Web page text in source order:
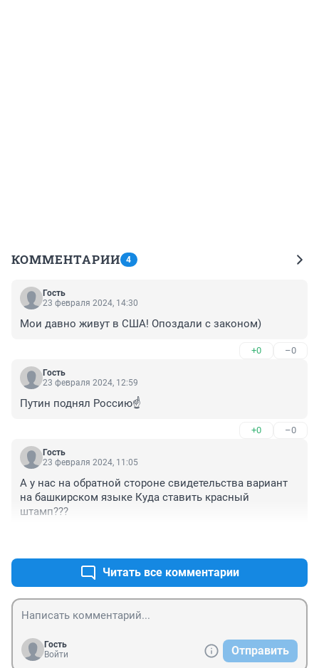
КОММЕНТАРИИ 4
Гость
23 февраля 2024, 14:30
Мои давно живут в США! Опоздали с законом)
+0 –0
Гость
23 февраля 2024, 12:59
Путин поднял Россию☝️
+0 –0
Гость
23 февраля 2024, 11:05
А у нас на обратной стороне свидетельства вариант
на башкирском языке Куда ставить красный
штамп???
Читать все комментарии
Гость
Войти
Отправить